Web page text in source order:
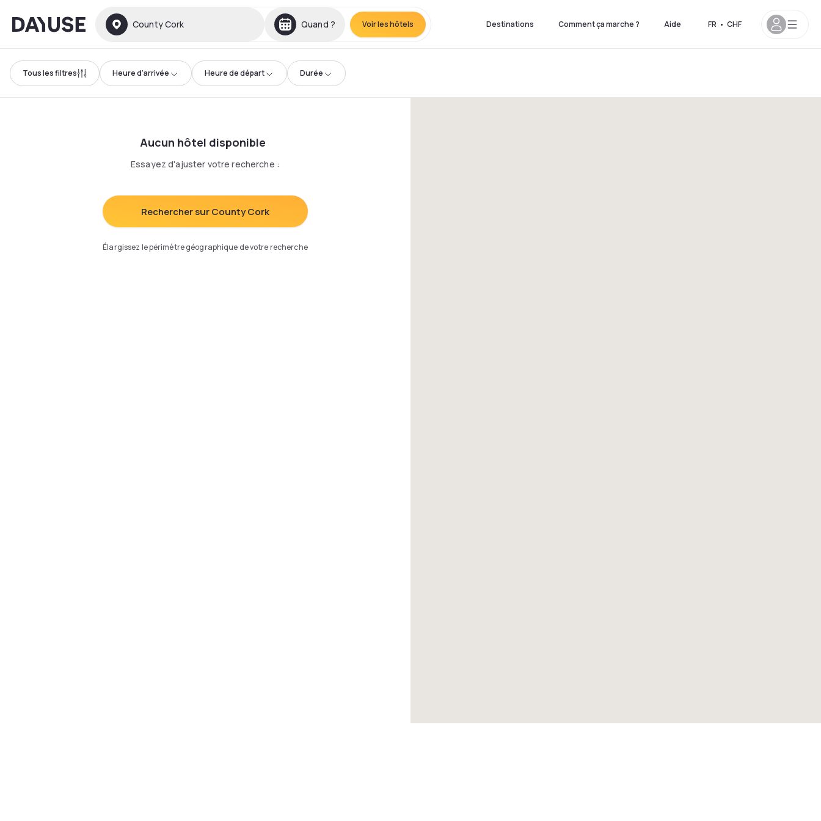
Dayuse County Cork Quand ? Voir les hôtels Destinations Comment ça marche ? Aide FR • CHF
Tous les filtres Heure d'arrivée Heure de départ Durée
Aucun hôtel disponible
Essayez d'ajuster votre recherche :
Rechercher sur County Cork
Élargissez le périmètre géographique de votre recherche